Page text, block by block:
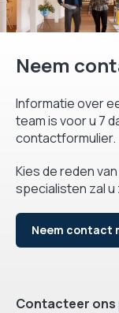
Neem
Informatie over
team is voor u 7
contactformulier.
Kies de reden
specialisten zal
Neem contact
Contacteer